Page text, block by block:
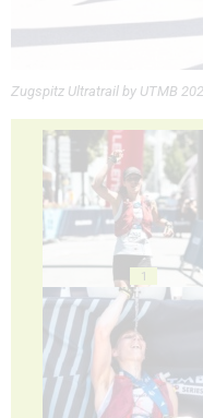
Zugspitz Ultratrail by UTMB
1